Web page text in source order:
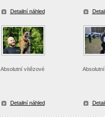
Detailní náhled
Absolutní vítězové
Detailní náhled